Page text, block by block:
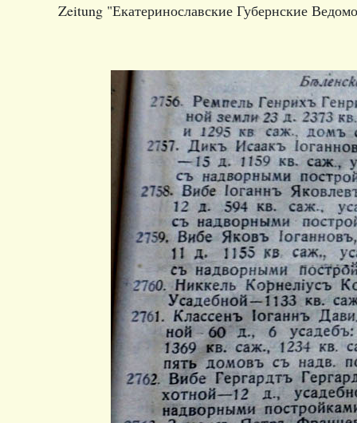
Zeitung "Екатеринославские Губернские